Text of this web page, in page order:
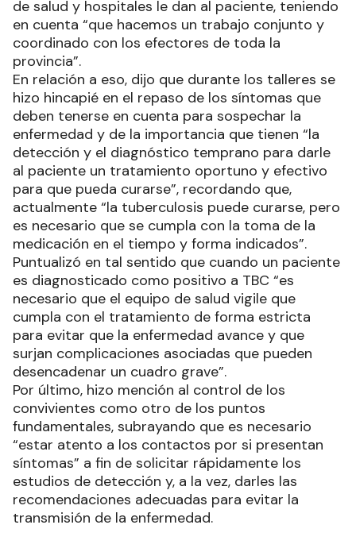
de salud y hospitales le dan al paciente, teniendo
en cuenta “que hacemos un trabajo conjunto y
coordinado con los efectores de toda la
provincia”.
En relación a eso, dijo que durante los talleres se
hizo hincapié en el repaso de los síntomas que
deben tenerse en cuenta para sospechar la
enfermedad y de la importancia que tienen “la
detección y el diagnóstico temprano para darle
al paciente un tratamiento oportuno y efectivo
para que pueda curarse”, recordando que,
actualmente “la tuberculosis puede curarse, pero
es necesario que se cumpla con la toma de la
medicación en el tiempo y forma indicados”.
Puntualizó en tal sentido que cuando un paciente
es diagnosticado como positivo a TBC “es
necesario que el equipo de salud vigile que
cumpla con el tratamiento de forma estricta
para evitar que la enfermedad avance y que
surjan complicaciones asociadas que pueden
desencadenar un cuadro grave”.
Por último, hizo mención al control de los
convivientes como otro de los puntos
fundamentales, subrayando que es necesario
“estar atento a los contactos por si presentan
síntomas” a fin de solicitar rápidamente los
estudios de detección y, a la vez, darles las
recomendaciones adecuadas para evitar la
transmisión de la enfermedad.